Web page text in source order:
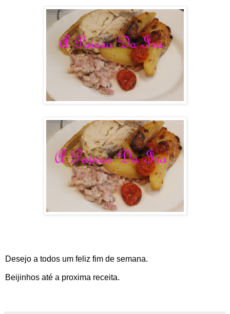
Desejo a todos um feliz fim de semana.
Beijinhos até a proxima receita.